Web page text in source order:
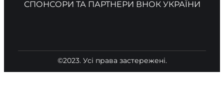
СПОНСОРИ ТА ПАРТНЕРИ ВНОК УКРАЇНИ
©2023. Усі права застережені.